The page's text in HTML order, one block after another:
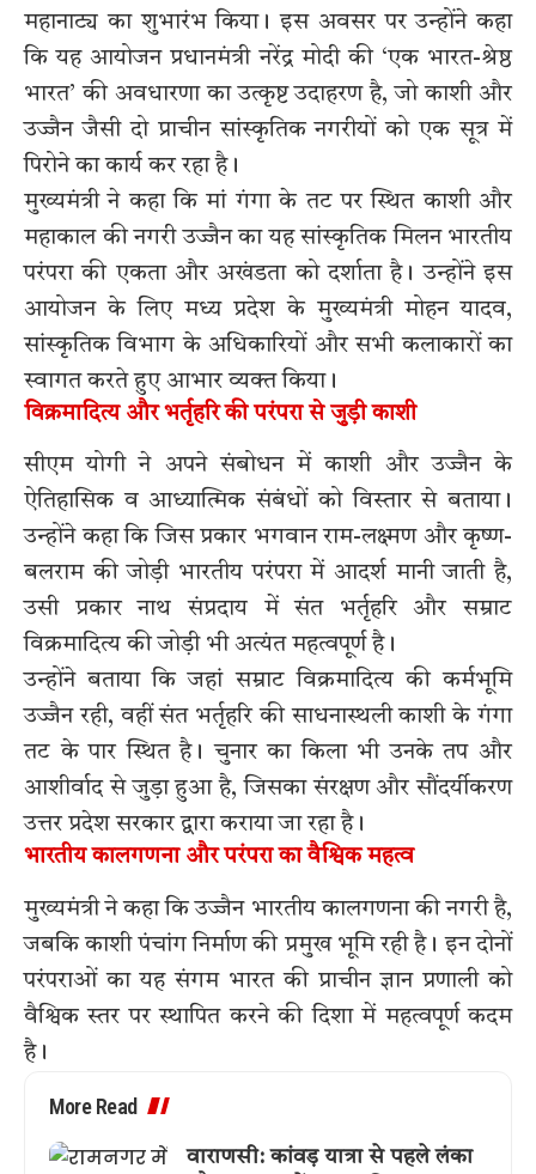
महानाट्य का शुभारंभ किया। इस अवसर पर उन्होंने कहा
कि यह आयोजन प्रधानमंत्री नरेंद्र मोदी की ‘एक भारत-श्रेष्ठ
भारत’ की अवधारणा का उत्कृष्ट उदाहरण है, जो काशी और
उज्जैन जैसी दो प्राचीन सांस्कृतिक नगरीयों को एक सूत्र में
पिरोने का कार्य कर रहा है।
मुख्यमंत्री ने कहा कि मां गंगा के तट पर स्थित काशी और
महाकाल की नगरी उज्जैन का यह सांस्कृतिक मिलन भारतीय
परंपरा की एकता और अखंडता को दर्शाता है। उन्होंने इस
आयोजन के लिए मध्य प्रदेश के मुख्यमंत्री मोहन यादव,
सांस्कृतिक विभाग के अधिकारियों और सभी कलाकारों का
स्वागत करते हुए आभार व्यक्त किया।
विक्रमादित्य और भर्तृहरि की परंपरा से जुड़ी काशी
सीएम योगी ने अपने संबोधन में काशी और उज्जैन के
ऐतिहासिक व आध्यात्मिक संबंधों को विस्तार से बताया।
उन्होंने कहा कि जिस प्रकार भगवान राम-लक्ष्मण और कृष्ण-
बलराम की जोड़ी भारतीय परंपरा में आदर्श मानी जाती है,
उसी प्रकार नाथ संप्रदाय में संत भर्तृहरि और सम्राट
विक्रमादित्य की जोड़ी भी अत्यंत महत्वपूर्ण है।
उन्होंने बताया कि जहां सम्राट विक्रमादित्य की कर्मभूमि
उज्जैन रही, वहीं संत भर्तृहरि की साधनास्थली काशी के गंगा
तट के पार स्थित है। चुनार का किला भी उनके तप और
आशीर्वाद से जुड़ा हुआ है, जिसका संरक्षण और सौंदर्यीकरण
उत्तर प्रदेश सरकार द्वारा कराया जा रहा है।
भारतीय कालगणना और परंपरा का वैश्विक महत्व
मुख्यमंत्री ने कहा कि उज्जैन भारतीय कालगणना की नगरी है,
जबकि काशी पंचांग निर्माण की प्रमुख भूमि रही है। इन दोनों
परंपराओं का यह संगम भारत की प्राचीन ज्ञान प्रणाली को
वैश्विक स्तर पर स्थापित करने की दिशा में महत्वपूर्ण कदम
है।
More Read
वाराणसी: कांवड़ यात्रा से पहले लंका